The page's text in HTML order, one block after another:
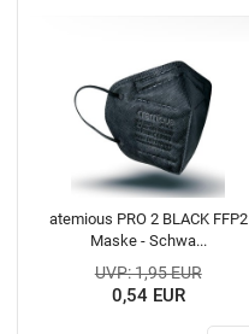
atemious PRO 2 BLACK FFP2
Maske - Schwa...
UVP: 1,95 EUR
0,54 EUR